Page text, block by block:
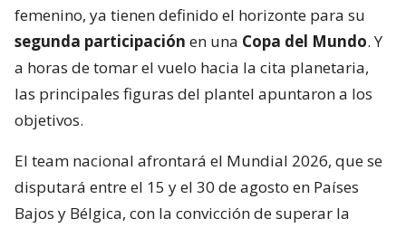
femenino, ya tienen definido el horizonte para su
segunda participación en una Copa del Mundo. Y
a horas de tomar el vuelo hacia la cita planetaria,
las principales figuras del plantel apuntaron a los
objetivos.
El team nacional afrontará el Mundial 2026, que se
disputará entre el 15 y el 30 de agosto en Países
Bajos y Bélgica, con la convicción de superar la